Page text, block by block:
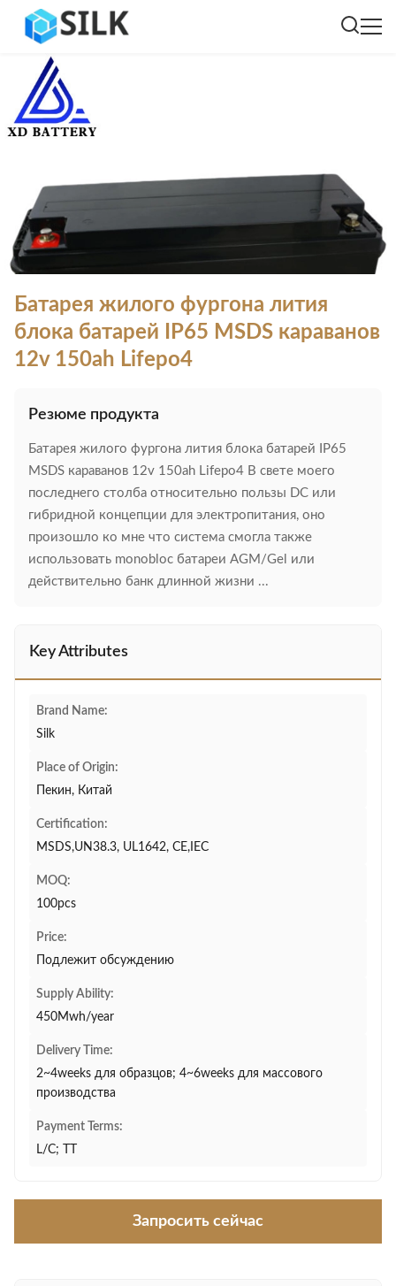
Батарея жилого фургона лития
блока батарей IP65 MSDS караванов
12v 150ah Lifepo4
Резюме продукта
Батарея жилого фургона лития блока батарей IP65
MSDS караванов 12v 150ah Lifepo4 В свете моего
последнего столба относительно пользы DC или
гибридной концепции для электропитания, оно
произошло ко мне что система смогла также
использовать monobloc батареи AGM/Gel или
действительно банк длинной жизни ...
Key Attributes
Brand Name:
Silk
Place of Origin:
Пекин, Китай
Certification:
MSDS,UN38.3, UL1642, CE,IEC
MOQ:
100pcs
Price:
Подлежит обсуждению
Supply Ability:
450Mwh/year
Delivery Time:
2~4weeks для образцов; 4~6weeks для массового
производства
Payment Terms:
L/C; TT
Запросить сейчас